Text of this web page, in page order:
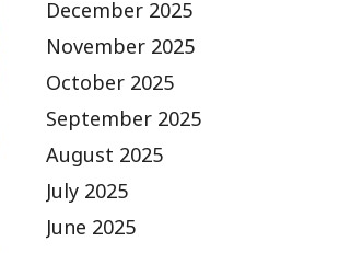
December 2025
November 2025
October 2025
September 2025
August 2025
July 2025
June 2025